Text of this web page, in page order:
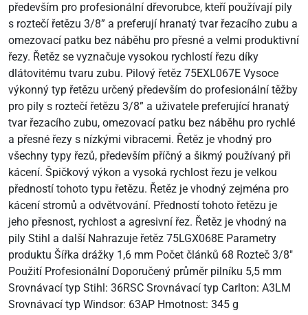
především pro profesionální dřevorubce, kteří používají pily
s roztečí řetězu 3/8” a preferují hranatý tvar řezacího zubu a
omezovací patku bez náběhu pro přesné a velmi produktivní
řezy. Řetěz se vyznačuje vysokou rychlostí řezu díky
dlátovitému tvaru zubu. Pilový řetěz 75EXL067E Vysoce
výkonný typ řetězu určený především do profesionální těžby
pro pily s roztečí řetězu 3/8” a uživatele preferující hranatý
tvar řezacího zubu, omezovací patku bez náběhu pro rychlé
a přesné řezy s nízkými vibracemi. Řetěz je vhodný pro
všechny typy řezů, především příčný a šikmý používaný při
kácení. Špičkový výkon a vysoká rychlost řezu je velkou
předností tohoto typu řetězu. Řetěz je vhodný zejména pro
kácení stromů a odvětvování. Předností tohoto řetězu je
jeho přesnost, rychlost a agresivní řez. Řetěz je vhodný na
pily Stihl a další Nahrazuje řetěz 75LGX068E Parametry
produktu Šířka drážky 1,6 mm Počet článků 68 Rozteč 3/8"
Použití Profesionální Doporučený průměr pilníku 5,5 mm
Srovnávací typ Stihl: 36RSC Srovnávací typ Carlton: A3LM
Srovnávací typ Windsor: 63AP Hmotnost: 345 g